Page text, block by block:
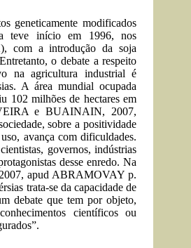
geneticamente modificados
teve início em 1996, nos
com a introdução da soja
o debate a respeito
na agricultura industrial é
A área mundial ocupada
102 milhões de hectares em
e BUAINAIN, 2007,
sobre a positividade
avança com dificuldades.
governos, indústrias
desse enredo. Na
apud ABRAMOVAY p.
trata-se da capacidade de
debate que tem por objeto,
científicos ou